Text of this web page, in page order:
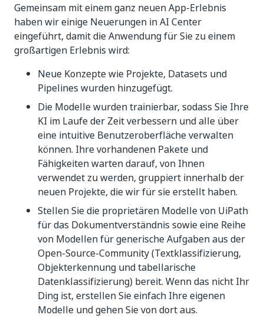
Gemeinsam mit einem ganz neuen App-Erlebnis
haben wir einige Neuerungen in AI Center
eingeführt, damit die Anwendung für Sie zu einem
großartigen Erlebnis wird:
Neue Konzepte wie Projekte, Datasets und
Pipelines wurden hinzugefügt.
Die Modelle wurden trainierbar, sodass Sie Ihre
KI im Laufe der Zeit verbessern und alle über
eine intuitive Benutzeroberfläche verwalten
können. Ihre vorhandenen Pakete und
Fähigkeiten warten darauf, von Ihnen
verwendet zu werden, gruppiert innerhalb der
neuen Projekte, die wir für sie erstellt haben.
Stellen Sie die proprietären Modelle von UiPath
für das Dokumentverständnis sowie eine Reihe
von Modellen für generische Aufgaben aus der
Open-Source-Community (Textklassifizierung,
Objekterkennung und tabellarische
Datenklassifizierung) bereit. Wenn das nicht Ihr
Ding ist, erstellen Sie einfach Ihre eigenen
Modelle und gehen Sie von dort aus.